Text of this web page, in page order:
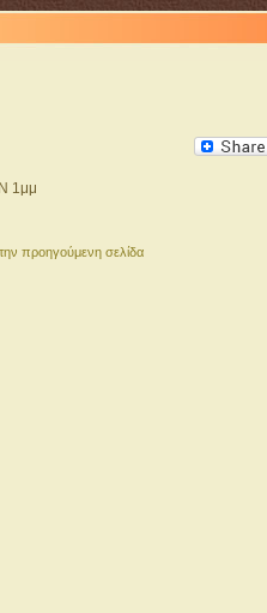
1μμ
προηγούμενη σελίδα